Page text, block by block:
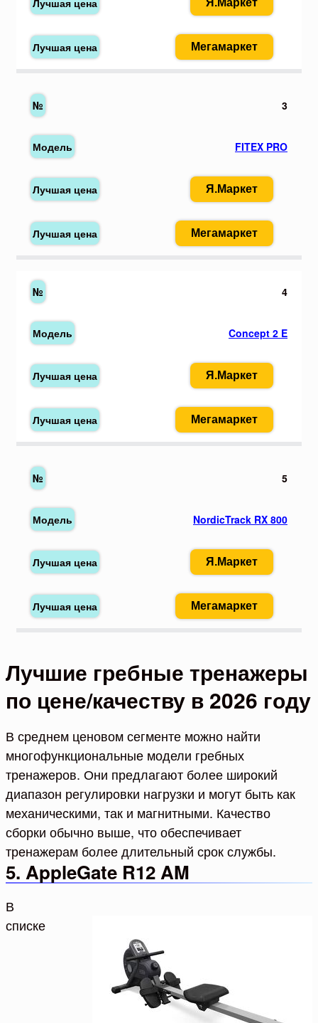
Я.Маркет
Мегамаркет
3
FITEX PRO
Я.Маркет
Мегамаркет
4
Concept 2 E
Я.Маркет
Мегамаркет
5
NordicTrack RX 800
Я.Маркет
Мегамаркет
Лучшие гребные тренажеры
по цене/качеству в 2026 году
В среднем ценовом сегменте можно найти
многофункциональные модели гребных
тренажеров. Они предлагают более широкий
диапазон регулировки нагрузки и могут быть как
механическими, так и магнитными. Качество
сборки обычно выше, что обеспечивает
тренажерам более длительный срок службы.
5. AppleGate R12 AM
В
списке